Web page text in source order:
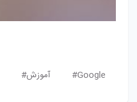
Google# آموزش#